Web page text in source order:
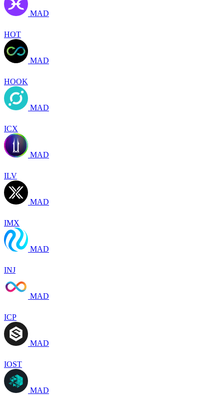
MAD
HOT
MAD
HOOK
MAD
ICX
MAD
ILV
MAD
IMX
MAD
INJ
MAD
ICP
MAD
IOST
MAD